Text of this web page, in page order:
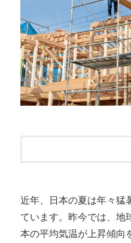
近年、日本の夏は年々猛
ています。昨今では、地
本の平均気温が上昇傾向